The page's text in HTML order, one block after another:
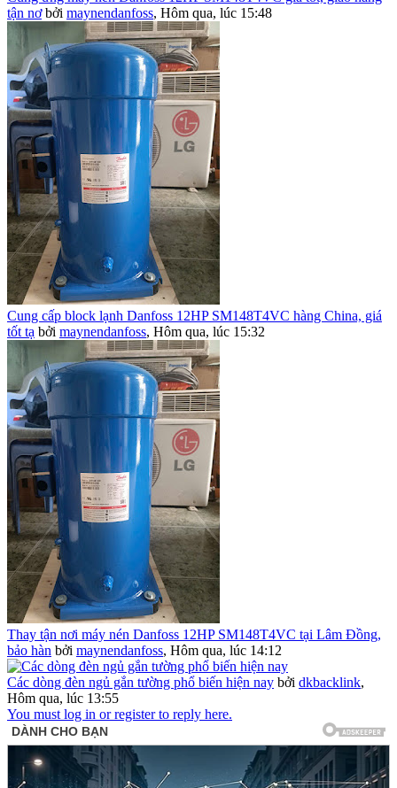
tận nơ bởi maynendanfoss, Hôm qua, lúc 15:48
Cung cấp block lạnh Danfoss 12HP SM148T4VC hàng China, giá
tốt tạ bởi maynendanfoss, Hôm qua, lúc 15:32
Thay tận nơi máy nén Danfoss 12HP SM148T4VC tại Lâm Đồng,
bảo hàn bởi maynendanfoss, Hôm qua, lúc 14:12
Các dòng đèn ngủ gắn tường phổ biến hiện nay bởi dkbacklink,
Hôm qua, lúc 13:55
You must log in or register to reply here.